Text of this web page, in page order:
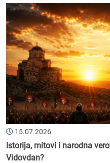
15.07.2026
Istorija, mitovi i narodna
Vidovdan?